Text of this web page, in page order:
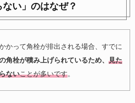
ない」のはなぜ？
かって角栓が排出される場合、すでに
角栓が積み上げられているため、 見た
ないことが多いです。